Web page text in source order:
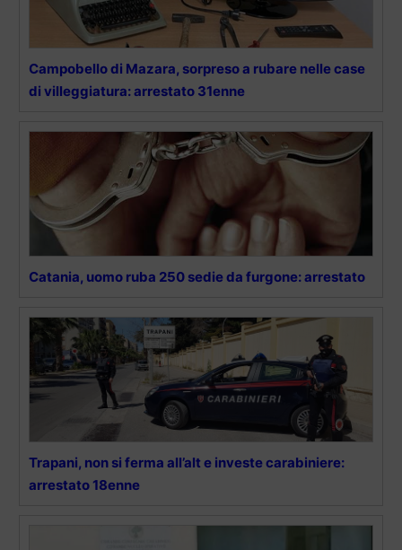
Campobello di Mazara, sorpreso a rubare nelle case
di villeggiatura: arrestato 31enne
Catania, uomo ruba 250 sedie da furgone: arrestato
Trapani, non si ferma all’alt e investe carabiniere:
arrestato 18enne